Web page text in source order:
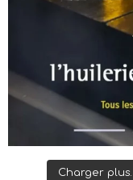
Charger plus…